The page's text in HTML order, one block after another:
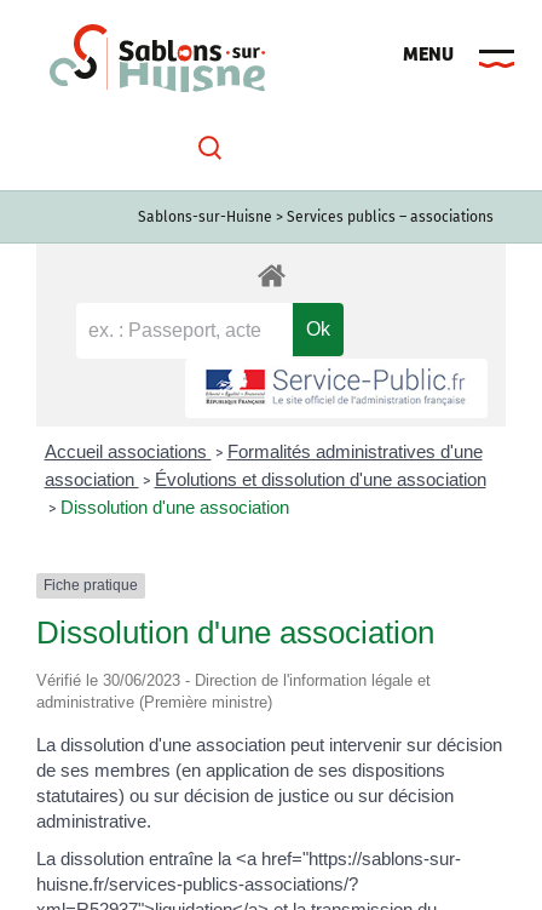
Sablons-sur-Huisne > Services publics – associations
Accueil associations > Formalités administratives d'une
association > Évolutions et dissolution d'une association
> Dissolution d'une association
Fiche pratique
Dissolution d'une association
Vérifié le 30/06/2023 - Direction de l'information légale et
administrative (Première ministre)
La dissolution d'une association peut intervenir sur décision
de ses membres (en application de ses dispositions
statutaires) ou sur décision de justice ou sur décision
administrative.
La dissolution entraîne la <a href="https://sablons-sur-
huisne.fr/services-publics-associations/?